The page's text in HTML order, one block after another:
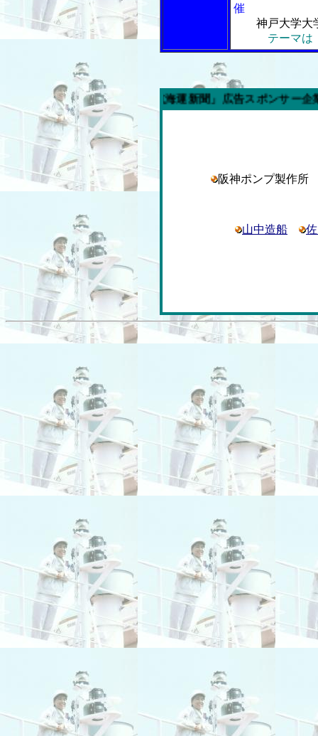
催
神戸大学大
テーマは
今週の「内航海運新聞」広告スポンサー企業
阪神ポンプ製作
山中造船